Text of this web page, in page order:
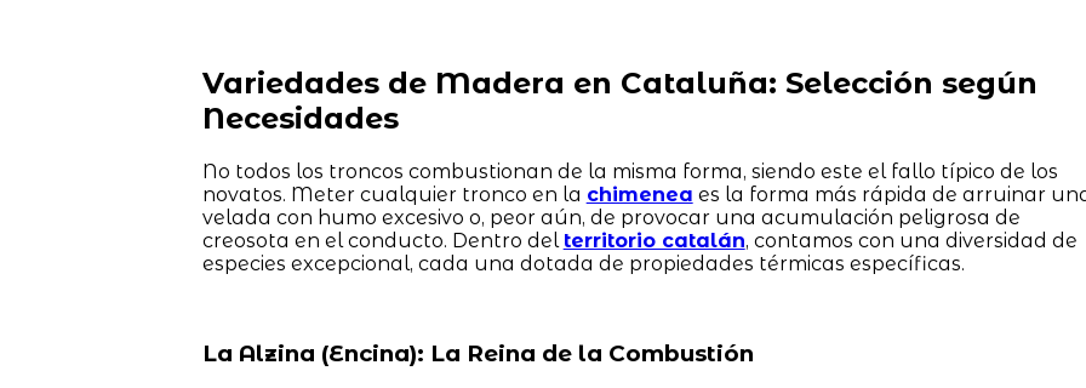
Variedades de Madera en Cataluña: Selección según
Necesidades
No todos los troncos combustionan de la misma forma, siendo este el fallo típico de los
novatos. Meter cualquier tronco en la chimenea es la forma más rápida de arruinar
velada con humo excesivo o, peor aún, de provocar una acumulación peligrosa de
creosota en el conducto. Dentro del territorio catalán, contamos con una diversidad de
especies excepcional, cada una dotada de propiedades térmicas específicas.
La Alzina (Encina): La Reina de la Combustión